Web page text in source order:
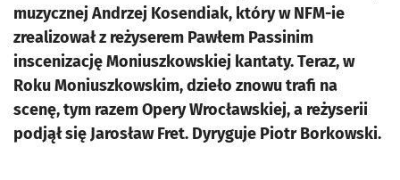
muzycznej Andrzej Kosendiak, który w NFM-ie
zrealizował z reżyserem Pawłem Passinim
inscenizację Moniuszkowskiej kantaty. Teraz, w
Roku Moniuszkowskim, dzieło znowu trafi na
scenę, tym razem Opery Wrocławskiej, a reżyserii
podjął się Jarosław Fret. Dyryguje Piotr Borkowski.